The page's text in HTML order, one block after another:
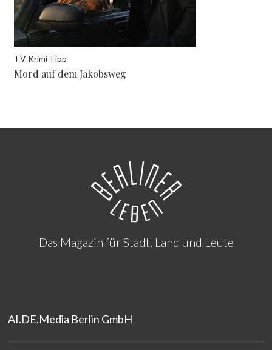
TV-Krimi Tipp
Mord auf dem Jakobsweg
Das Magazin für Stadt, Land und Leute
AI.DE.Media Berlin GmbH